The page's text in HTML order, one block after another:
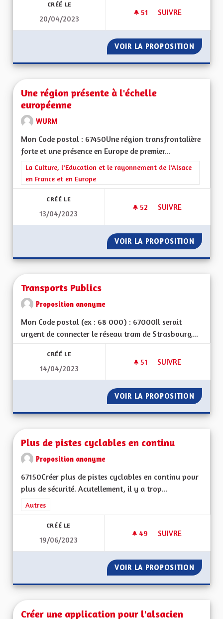
CRÉÉ LE
20/04/2023
51 51 ABONNÉS
SUIVRE
VOIR LA PROPOSITION
Une région présente à l'échelle
européenne
WURM
Mon Code postal : 67450Une région transfrontalière
forte et une présence en Europe de premier...
Filtrer les résultats de la catégorie : La Culture, l'Education et
La Culture, l'Education et le rayonnement de l'Alsace
en France et en Europe
CRÉÉ LE
13/04/2023
52 52 ABONNÉS
SUIVRE
VOIR LA PROPOSITION UNE
Transports Publics
Proposition anonyme
Mon Code postal (ex : 68 000) : 67000Il serait
urgent de connecter le réseau tram de Strasbourg...
CRÉÉ LE
14/04/2023
51 51 ABONNÉS
SUIVRE
VOIR LA PROPOSITION
Plus de pistes cyclables en continu
Proposition anonyme
67150Créer plus de pistes cyclables en continu pour
plus de sécurité. Acutellement, il y a trop...
Filtrer les résultats de la catégorie : Autres
Autres
CRÉÉ LE
19/06/2023
49 49 ABONNÉS
SUIVRE
VOIR LA PROPOSITION PLUS
Créer une application pour l'alsacien